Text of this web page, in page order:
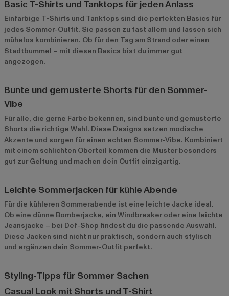
Basic T-Shirts und Tanktops für jeden Anlass
Einfarbige T-Shirts und Tanktops sind die perfekten Basics für
jedes Sommer-Outfit. Sie passen zu fast allem und lassen sich
mühelos kombinieren. Ob für den Tag am Strand oder einen
Stadtbummel – mit diesen Basics bist du immer gut
angezogen.
Bunte und gemusterte Shorts für den Sommer-
Vibe
Für alle, die gerne Farbe bekennen, sind bunte und gemusterte
Shorts die richtige Wahl. Diese Designs setzen modische
Akzente und sorgen für einen echten Sommer-Vibe. Kombiniert
mit einem schlichten Oberteil kommen die Muster besonders
gut zur Geltung und machen dein Outfit einzigartig.
Leichte Sommerjacken für kühle Abende
Für die kühleren Sommerabende ist eine leichte Jacke ideal.
Ob eine dünne Bomberjacke, ein Windbreaker oder eine leichte
Jeansjacke – bei Def-Shop findest du die passende Auswahl.
Diese Jacken sind nicht nur praktisch, sondern auch stylisch
und ergänzen dein Sommer-Outfit perfekt.
Styling-Tipps für Sommer Sachen
Casual Look mit Shorts und T-Shirt